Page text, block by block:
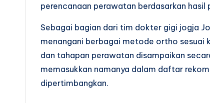
perencanaan perawatan berdasarkan
Sebagai bagian dari tim dokter gigi jogja
menangani berbagai metode ortho sesuai
dan tahapan perawatan disampaikan
memasukkan namanya dalam daftar
dipertimbangkan.